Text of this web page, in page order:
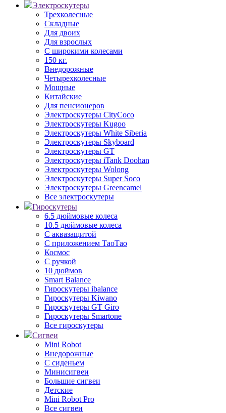
Электроскутеры
Трехколесные
Складные
Для двоих
Для взрослых
С широкими колесами
150 кг.
Внедорожные
Четырехколесные
Мощные
Китайские
Для пенсионеров
Электроскутеры CityCoco
Электроскутеры Kugoo
Электроскутеры White Siberia
Электроскутеры Skyboard
Электроскутеры GT
Электроскутеры iTank Doohan
Электроскутеры Wolong
Электроскутеры Super Soco
Электроскутеры Greencamel
Все электроскутеры
Гироскутеры
6.5 дюймовые колеса
10.5 дюймовые колеса
С аквазащитой
С приложением ТаоТао
Космос
С ручкой
10 дюймов
Smart Balance
Гироскутеры ibalance
Гироскутеры Kiwano
Гироскутеры GT Giro
Гироскутеры Smartone
Все гироскутеры
Сигвеи
Mini Robot
Внедорожные
С сиденьем
Минисигвеи
Большие сигвеи
Детские
Mini Robot Pro
Все сигвеи